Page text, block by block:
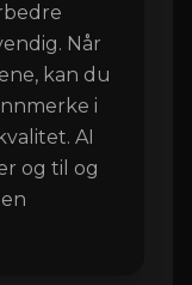
Når
kan du
i
AI
og til og